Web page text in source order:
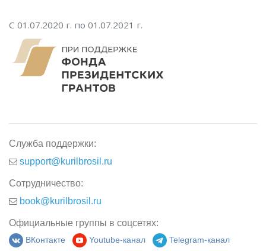
С 01.07.2020 г. по 01.07.2021 г.
Служба поддержки:
support@kurilbrosil.ru
Сотрудничество:
book@kurilbrosil.ru
Официальные группы в соцсетях:
ВКонтакте Youtube-канал Telegram-канал